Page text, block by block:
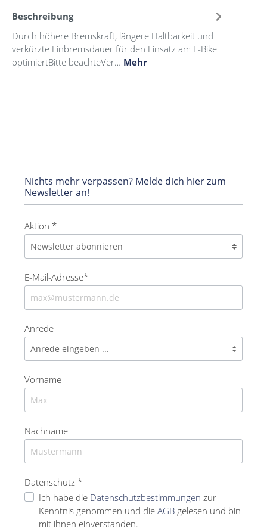
Beschreibung
Durch höhere Bremskraft, längere Haltbarkeit und
verkürzte Einbremsdauer für den Einsatz am E-Bike
optimiertBitte beachteVer… Mehr
Nichts mehr verpassen? Melde dich hier zum
Newsletter an!
Aktion *
E-Mail-Adresse*
Anrede
Vorname
Nachname
Datenschutz *
Ich habe die Datenschutzbestimmungen zur
Kenntnis genommen und die AGB gelesen und bin
mit ihnen einverstanden.